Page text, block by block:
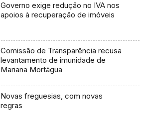
Governo exige redução no IVA nos
apoios à recuperação de imóveis
Comissão de Transparência recusa
levantamento de imunidade de
Mariana Mortágua
Novas freguesias, com novas
regras